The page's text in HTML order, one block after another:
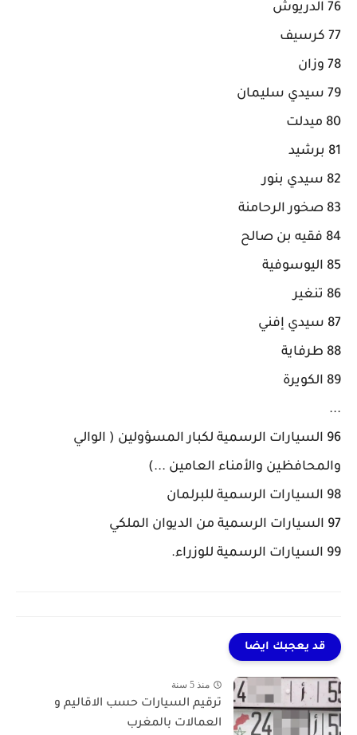
76 الدريوش
77 كرسيف
78 وزان
79 سيدي سليمان
80 ميدلت
81 برشيد
82 سيدي بنور
83 صخور الرحامنة
84 فقيه بن صالح
85 اليوسوفية
86 تنغير
87 سيدي إفني
88 طرفاية
89 الكويرة
...
96 السيارات الرسمية لكبار المسؤولين ( الوالي
والمحافظين والأمناء العامين ...)
98 السيارات الرسمية للبرلمان
97 السيارات الرسمية من الديوان الملكي
99 السيارات الرسمية للوزراء.
قد يعجبك ايضا
منذ 5 سنة
ترقيم السيارات حسب الاقاليم و
العمالات بالمغرب